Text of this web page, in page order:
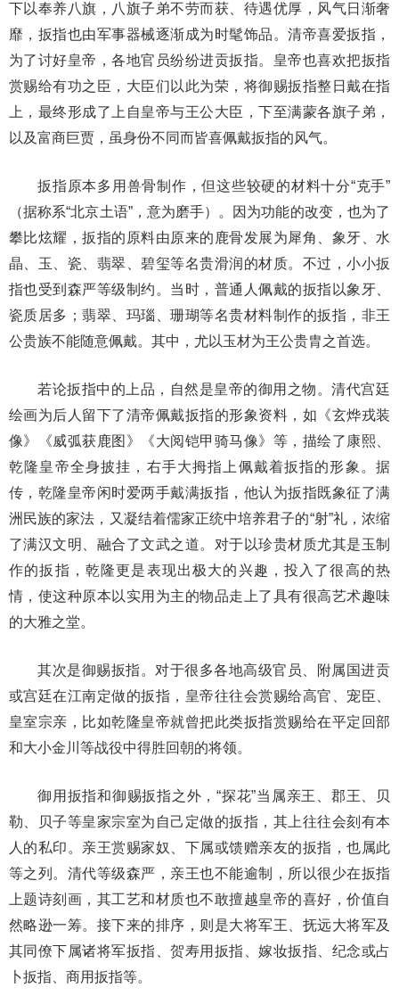
下以奉养八旗，八旗子弟不劳而获、待遇优厚，风气日渐奢
靡，扳指也由军事器械逐渐成为时髦饰品。清帝喜爱扳指，
为了讨好皇帝，各地官员纷纷进贡扳指。皇帝也喜欢把扳指
赏赐给有功之臣，大臣们以此为荣，将御赐扳指整日戴在指
上，最终形成了上自皇帝与王公大臣，下至满蒙各旗子弟，
以及富商巨贾，虽身份不同而皆喜佩戴扳指的风气。
扳指原本多用兽骨制作，但这些较硬的材料十分“克手”
（据称系“北京土语”，意为磨手）。因为功能的改变，也为了
攀比炫耀，扳指的原料由原来的鹿骨发展为犀角、象牙、水
晶、玉、瓷、翡翠、碧玺等名贵滑润的材质。不过，小小扳
指也受到森严等级制约。当时，普通人佩戴的扳指以象牙、
瓷质居多；翡翠、玛瑙、珊瑚等名贵材料制作的扳指，非王
公贵族不能随意佩戴。其中，尤以玉材为王公贵胄之首选。
若论扳指中的上品，自然是皇帝的御用之物。清代宫廷
绘画为后人留下了清帝佩戴扳指的形象资料，如《玄烨戎装
像》《威弧获鹿图》《大阅铠甲骑马像》等，描绘了康熙、
乾隆皇帝全身披挂，右手大拇指上佩戴着扳指的形象。据
传，乾隆皇帝闲时爱两手戴满扳指，他认为扳指既象征了满
洲民族的家法，又凝结着儒家正统中培养君子的“射”礼，浓缩
了满汉文明、融合了文武之道。对于以珍贵材质尤其是玉制
作的扳指，乾隆更是表现出极大的兴趣，投入了很高的热
情，使这种原本以实用为主的物品走上了具有很高艺术趣味
的大雅之堂。
其次是御赐扳指。对于很多各地高级官员、附属国进贡
或宫廷在江南定做的扳指，皇帝往往会赏赐给高官、宠臣、
皇室宗亲，比如乾隆皇帝就曾把此类扳指赏赐给在平定回部
和大小金川等战役中得胜回朝的将领。
御用扳指和御赐扳指之外，“探花”当属亲王、郡王、贝
勒、贝子等皇家宗室为自己定做的扳指，其上往往会刻有本
人的私印。亲王赏赐家奴、下属或馈赠亲友的扳指，也属此
等之列。清代等级森严，亲王也不能逾制，所以很少在扳指
上题诗刻画，其工艺和材质也不敢擅越皇帝的喜好，价值自
然略逊一筹。接下来的排序，则是大将军王、抚远大将军及
其同僚下属诸将军扳指、贺寿用扳指、嫁妆扳指、纪念或占
卜扳指、商用扳指等。